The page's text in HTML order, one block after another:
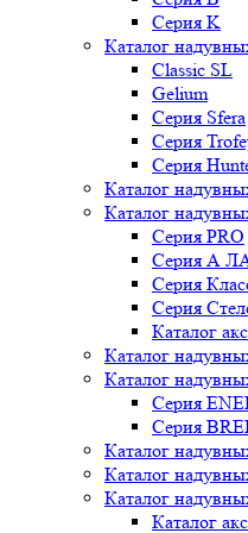
Серия K
Каталог
Classic SL
Gelium
Серия Sfera
Серия
Серия
Каталог
Каталог
Серия PRO
Серия А
Серия
Серия
Каталог
Каталог
Каталог
Серия
Серия
Каталог
Каталог
Каталог
Каталог